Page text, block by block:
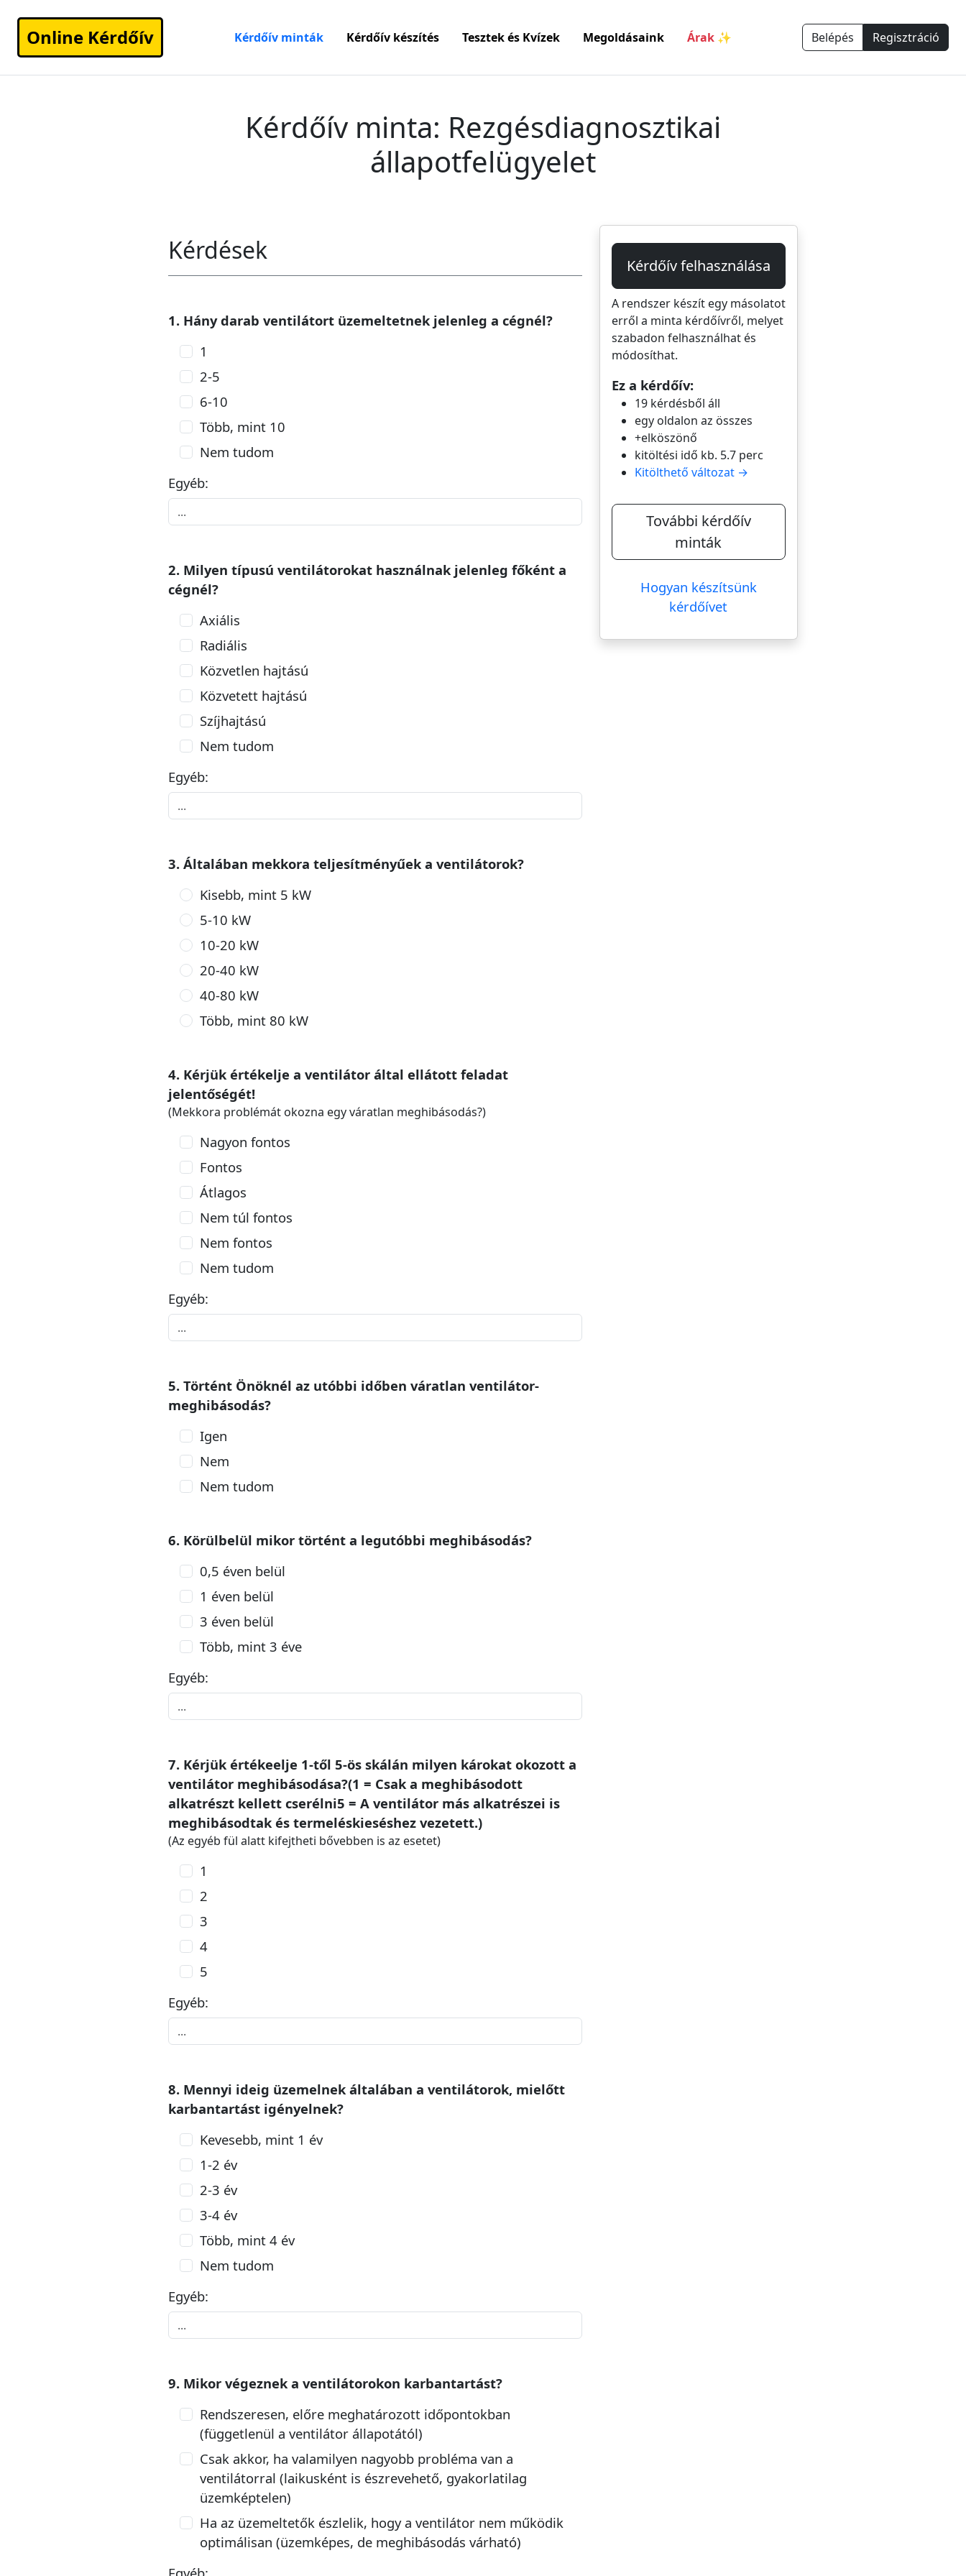
Online Kérdőív Kérdőív minták Kérdőív készítés Tesztek és Kvízek Megoldásaink Árak ✨ Belépés Regisztráció
Kérdőív minta: Rezgésdiagnosztikai
állapotfelügyelet
Kérdések
1. Hány darab ventilátort üzemeltetnek jelenleg a cégnél?
1
2-5
6-10
Több, mint 10
Nem tudom
Egyéb:
2. Milyen típusú ventilátorokat használnak jelenleg főként a
cégnél?
Axiális
Radiális
Közvetlen hajtású
Közvetett hajtású
Szíjhajtású
Nem tudom
Egyéb:
3. Általában mekkora teljesítményűek a ventilátorok?
Kisebb, mint 5 kW
5-10 kW
10-20 kW
20-40 kW
40-80 kW
Több, mint 80 kW
4. Kérjük értékelje a ventilátor által ellátott feladat
jelentőségét!
(Mekkora problémát okozna egy váratlan meghibásodás?)
Nagyon fontos
Fontos
Átlagos
Nem túl fontos
Nem fontos
Nem tudom
Egyéb:
5. Történt Önöknél az utóbbi időben váratlan ventilátor-
meghibásodás?
Igen
Nem
Nem tudom
6. Körülbelül mikor történt a legutóbbi meghibásodás?
0,5 éven belül
1 éven belül
3 éven belül
Több, mint 3 éve
Egyéb:
7. Kérjük értékeelje 1-től 5-ös skálán milyen károkat okozott a
ventilátor meghibásodása?(1 = Csak a meghibásodott
alkatrészt kellett cserélni5 = A ventilátor más alkatrészei is
meghibásodtak és termeléskieséshez vezetett.)
(Az egyéb fül alatt kifejtheti bővebben is az esetet)
1
2
3
4
5
Egyéb:
8. Mennyi ideig üzemelnek általában a ventilátorok, mielőtt
karbantartást igényelnek?
Kevesebb, mint 1 év
1-2 év
2-3 év
3-4 év
Több, mint 4 év
Nem tudom
Egyéb:
9. Mikor végeznek a ventilátorokon karbantartást?
Rendszeresen, előre meghatározott időpontokban
(függetlenül a ventilátor állapotától)
Csak akkor, ha valamilyen nagyobb probléma van a
ventilátorral (laikusként is észrevehető, gyakorlatilag
üzemképtelen)
Ha az üzemeltetők észlelik, hogy a ventilátor nem működik
optimálisan (üzemképes, de meghibásodás várható)
Kérdőív felhasználása
A rendszer készít egy másolatot
erről a minta kérdőívről, melyet
szabadon felhasználhat és
módosíthat.
Ez a kérdőív:
19 kérdésből áll
egy oldalon az összes
+elköszönő
kitöltési idő kb. 5.7 perc
Kitölthető változat →
További kérdőív
minták
Hogyan készítsünk
kérdőívet